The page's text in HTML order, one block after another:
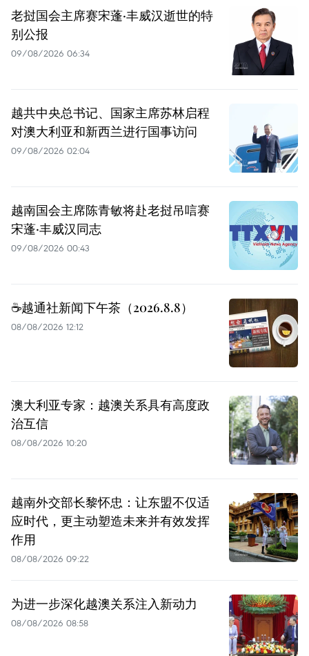
老挝国会主席赛宋蓬·丰威汉逝世的特
别公报
09/08/2026 06:34
越共中央总书记、国家主席苏林启程
对澳大利亚和新西兰进行国事访问
09/08/2026 02:04
越南国会主席陈青敏将赴老挝吊唁赛
宋蓬·丰威汉同志
09/08/2026 00:43
☕️越通社新闻下午茶（2026.8.8）
08/08/2026 12:12
澳大利亚专家：越澳关系具有高度政
治互信
08/08/2026 10:20
越南外交部长黎怀忠：让东盟不仅适
应时代，更主动塑造未来并有效发挥
作用
08/08/2026 09:22
为进一步深化越澳关系注入新动力
08/08/2026 08:58